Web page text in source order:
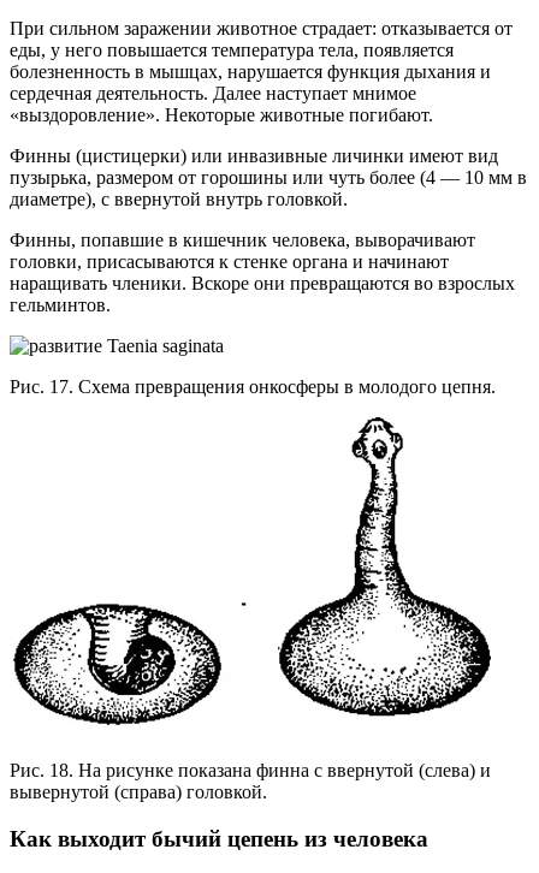
При сильном заражении животное страдает: отказывается от
еды, у него повышается температура тела, появляется
болезненность в мышцах, нарушается функция дыхания и
сердечная деятельность. Далее наступает мнимое
«выздоровление». Некоторые животные погибают.
Финны (цистицерки) или инвазивные личинки имеют вид
пузырька, размером от горошины или чуть более (4 — 10 мм в
диаметре), с ввернутой внутрь головкой.
Финны, попавшие в кишечник человека, выворачивают
головки, присасываются к стенке органа и начинают
наращивать членики. Вскоре они превращаются во взрослых
гельминтов.
Рис. 17. Схема превращения онкосферы в молодого цепня.
Рис. 18. На рисунке показана финна с ввернутой (слева) и
вывернутой (справа) головкой.
Как выходит бычий цепень из человека